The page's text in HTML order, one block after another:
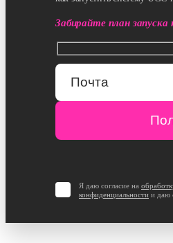
Забирайте план
Я даю согласие на
конфиденциальности и даю